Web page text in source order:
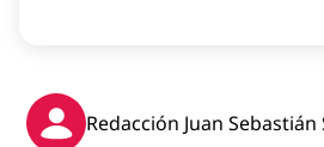
Redacción Juan Sebastián